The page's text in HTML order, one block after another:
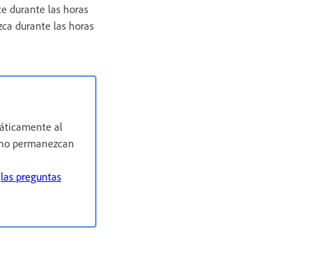
durante las horas
durante las horas
al
permanezcan
las preguntas